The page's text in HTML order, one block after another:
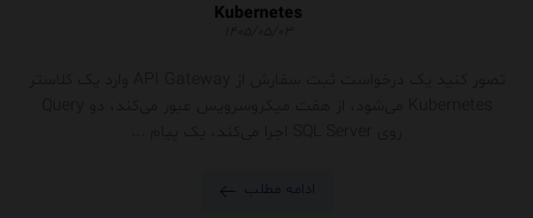
Kubernetes
ادامه مطلب